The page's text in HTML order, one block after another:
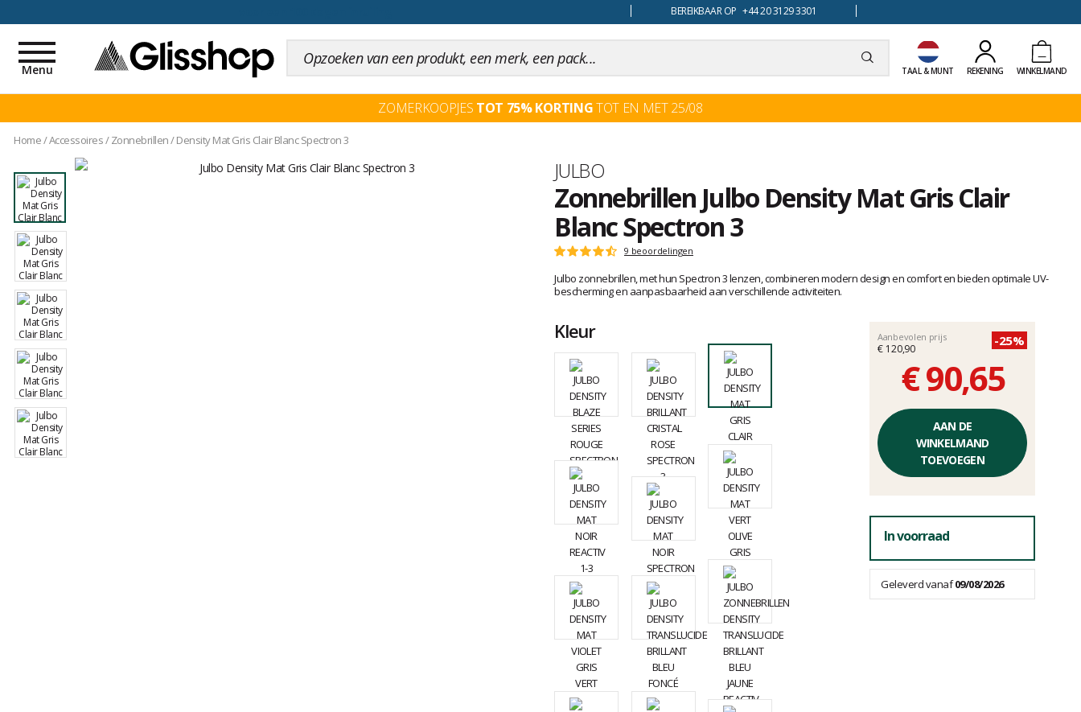
BEREIKBAAR OP +44 20 3129 3301
TAAL & MUNT REKENING WINKELMAND
Toggle
navigation
Menu
ZOMERKOOPJES TOT 75% KORTINGTOT EN MET 25/08
Home/Accessoires/Zonnebrillen/Density Mat Gris Clair Blanc Spectron 3
Merk
JULBO
Zonnebrillen Julbo Density Mat Gris Clair
Blanc Spectron 3
Het
van
klanten
Score
:
4.8
op
9 beoordelingen
Julbo zonnebrillen, met hun Spectron 3 lenzen, combineren modern design en comfort en bieden optimale UV-
bescherming en aanpasbaarheid aan verschillende activiteiten.
Kleur Aanbevolen prijs
€ 120,90
-25%
€ 90,65
Éénheidsprijs,
zonder
kosten
AAN DE
WINKELMAND
TOEVOEGEN
In voorraad
Geleverd vanaf09/08/2026